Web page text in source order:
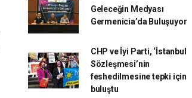
Geleceğin Medyası
Germenicia’da Buluşuyor
CHP ve İyi Parti, ‘İstanbul
Sözleşmesi’nin
feshedilmesine tepki için
buluştu